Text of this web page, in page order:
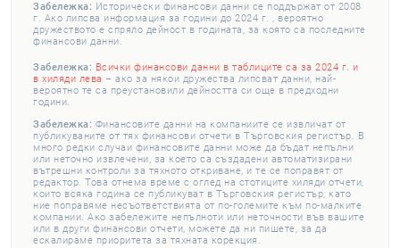
Забележка: Исторически финансови данни се поддържат от 2008
г. Ако липсва информация за години до 2024 г. , вероятно
дружеството е спряло дейност в годината, за която са последните
финансови данни.
Забележка: Всички финансови данни в таблиците са за 2024 г. и
в хиляди лева – ако за някои дружества липсват данни, най-
вероятно те са преустановили дейността си още в предходни
години.
Забележка: Финансовите данни на компаниите се извличат от
публикуваните от тях финансови отчети в Търговския регистър. В
много редки случаи финансовите данни може да бъдат непълни
или неточно извлечени, за което са създадени автоматизирани
вътрешни контроли за тяхното откриване, и те се поправят от
редактор. Това отнема време с оглед на стотиците хиляди отчети,
които всяка година се публикуват в Търговския регистър, като
ние поправяме несъответствията от по-големите към по-малките
компании. Ако забележите непълноти или неточности във вашите
или в други финансови отчети, можете да ни пишете, за да
ескалираме приоритета за тяхната корекция.